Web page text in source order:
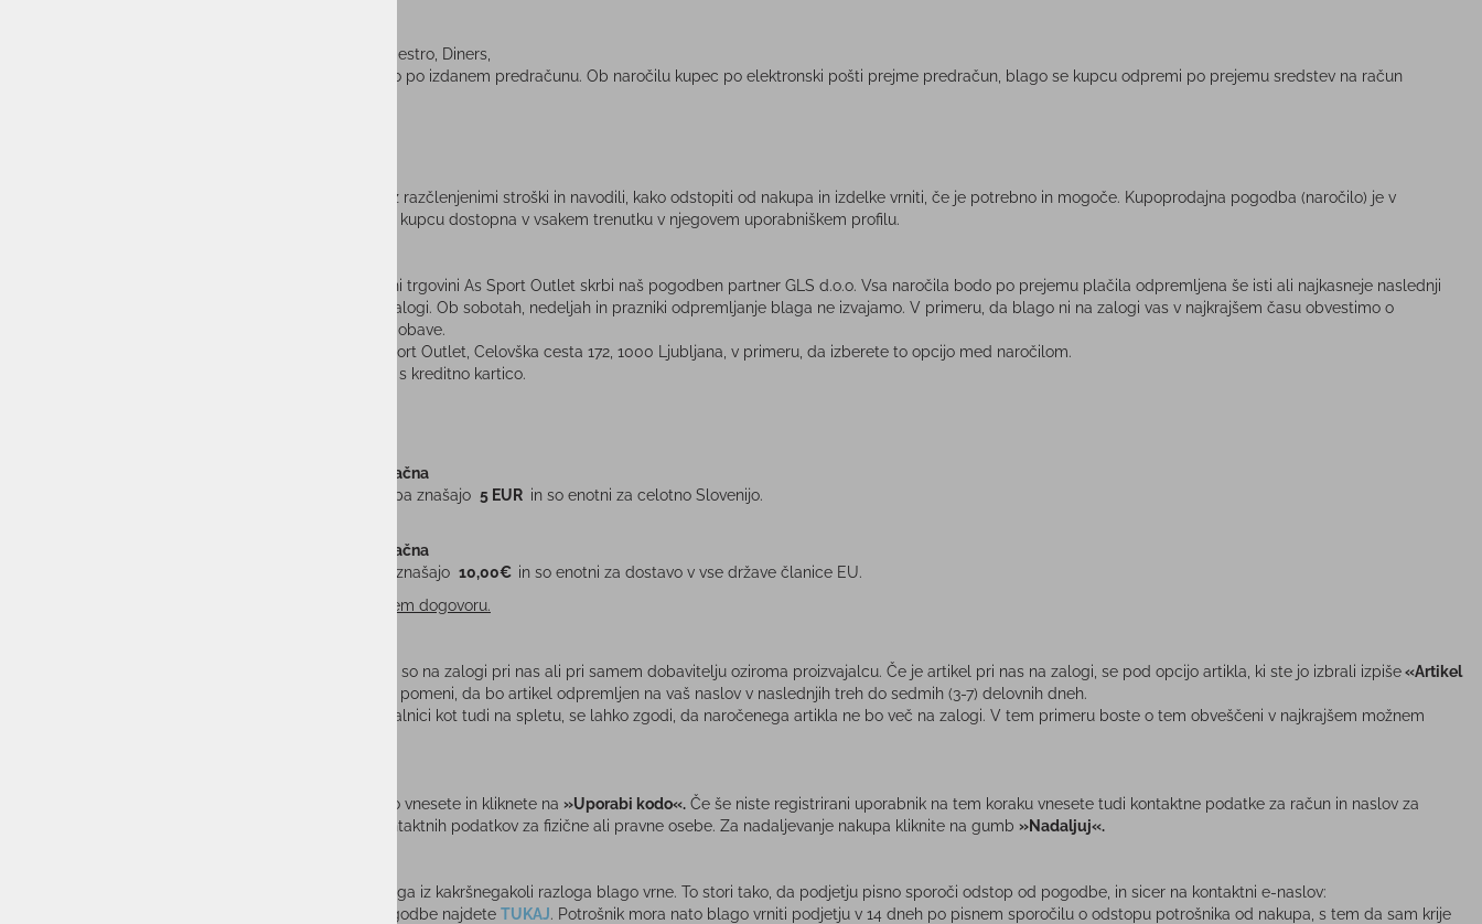
Activa, MasterCard, Visa, Maestro, Diners,
podjetja Okmal d.o.o po izdanem predračunu. Ob naročilu kupec po elektronski pošti prejme predračun, blago se kupcu odpremi po prejemu sredstev na račun
As Sport Outlet kupcu izda račun na tretjem mediju z razčlenjenimi stroški in navodili, kako odstopiti od nakupa in izdelke vrniti, če je potrebno in mogoče. Kupoprodajna pogodba (naročilo) je v
elektronski obliki shranjena na strežniku ponudnika in kupcu dostopna v vsakem trenutku v njegovem uporabniškem profilu.
za dostavo naročenega blaga v spletni trgovini As Sport Outlet skrbi naš pogodben partner GLS d.o.o. Vsa naročila bodo po prejemu plačila odpremljena še isti ali najkasneje naslednji
delovni dan v primeru, da je blago pri nas na zalogi. Ob sobotah, nedeljah in prazniki odpremljanje blaga ne izvajamo. V primeru, da blago ni na zalogi vas v najkrajšem času obvestimo o
možnostih dobave, kot je navedeno v pogojih dobave.
je možen v naši trgovini As Sport Outlet, Celovška cesta 172, 1000 Ljubljana, v primeru, da izberete to opcijo med naročilom.
Izberete lahko med plačilom po predračunu in s kreditno kartico.
Dostava je za vsa naročila nad 100,00€ brezplačna
pa znašajo 5 EUR in so enotni za celotno Slovenijo.
Dostava je za vsa naročila nad 850,00€ brezplačna
znašajo 10,00€ in so enotni za dostavo v vse države članice EU.
V ostale države blago pošiljamo samo po predhodnem dogovoru.
V spletni trgovini As Sport Outlet ponujamo artikle, ki so na zalogi pri nas ali pri samem dobavitelju oziroma proizvajalcu. Če je artikel pri nas na zalogi, se pod opcijo artikla, ki ste jo izbrali izpiše«Artikel
kar pomeni, da bo artikel odpremljen na vaš naslov v naslednjih treh do sedmih (3-7) delovnih dneh.
Ker artikle prodajamo vzporedno v naši fizični poslovalnici kot tudi na spletu, se lahko zgodi, da naročenega artikla ne bo več na zalogi. V tem primeru boste o tem obveščeni v najkrajšem možnem
V kolikor imate kodo za popust ali kodo bona jo lahko vnesete in kliknete na »Uporabi kodo«. Če še niste registrirani uporabnik na tem koraku vnesete tudi kontaktne podatke za račun in naslov za
dostavo. V zavihku lahko izberete možnost vnosa kontaktnih podatkov za fizične ali pravne osebe. Za nadaljevanje nakupa kliknite na gumb »Nadaljuj«.
Potrošnik ima pravico, da v 14 dneh od prevzema blaga iz kakršnegakoli razloga blago vrne. To stori tako, da podjetju pisno sporoči odstop od pogodbe, in sicer na kontaktni e-naslov:
trgovina@assportoutlet.si. Obrazec za odstop od pogodbe najdete TUKAJ. Potrošnik mora nato blago vrniti podjetju v 14 dneh po pisnem sporočilu o odstopu potrošnika od nakupa, s tem da sam krije